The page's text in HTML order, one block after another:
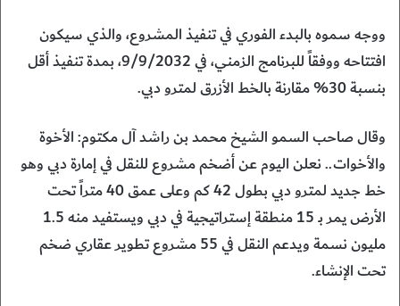
ووجه سموه بالبدء الفوري في تنفيذ المشروع، والذي سيكون
افتتاحه ووفقاً للبرنامج الزمني، في 9/9/2032، بمدة تنفيذ أقل
بنسبة 30% مقارنة بالخط الأزرق لمترو دبي.
وقال صاحب السمو الشيخ محمد بن راشد آل مكتوم: الأخوة
والأخوات.. نعلن اليوم عن أضخم مشروع للنقل في إمارة دبي وهو
خط جديد لمترو دبي بطول 42 كم وعلى عمق 40 متراً تحت
الأرض يمر بـ 15 منطقة إستراتيجية في دبي ويستفيد منه 1.5
مليون نسمة ويدعم النقل في 55 مشروع تطوير عقاري ضخم
تحت الإنشاء.